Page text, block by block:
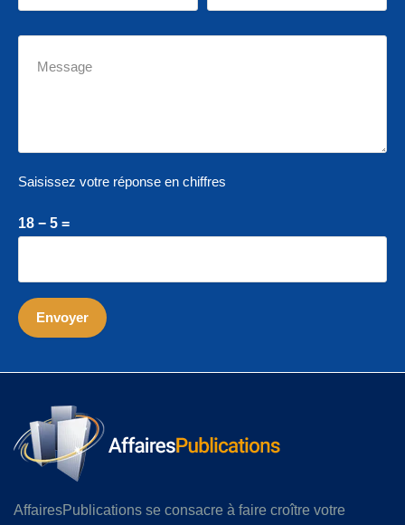
Saisissez votre réponse en chiffres
18 − 5 =
AffairesPublications se consacre à faire croître votre